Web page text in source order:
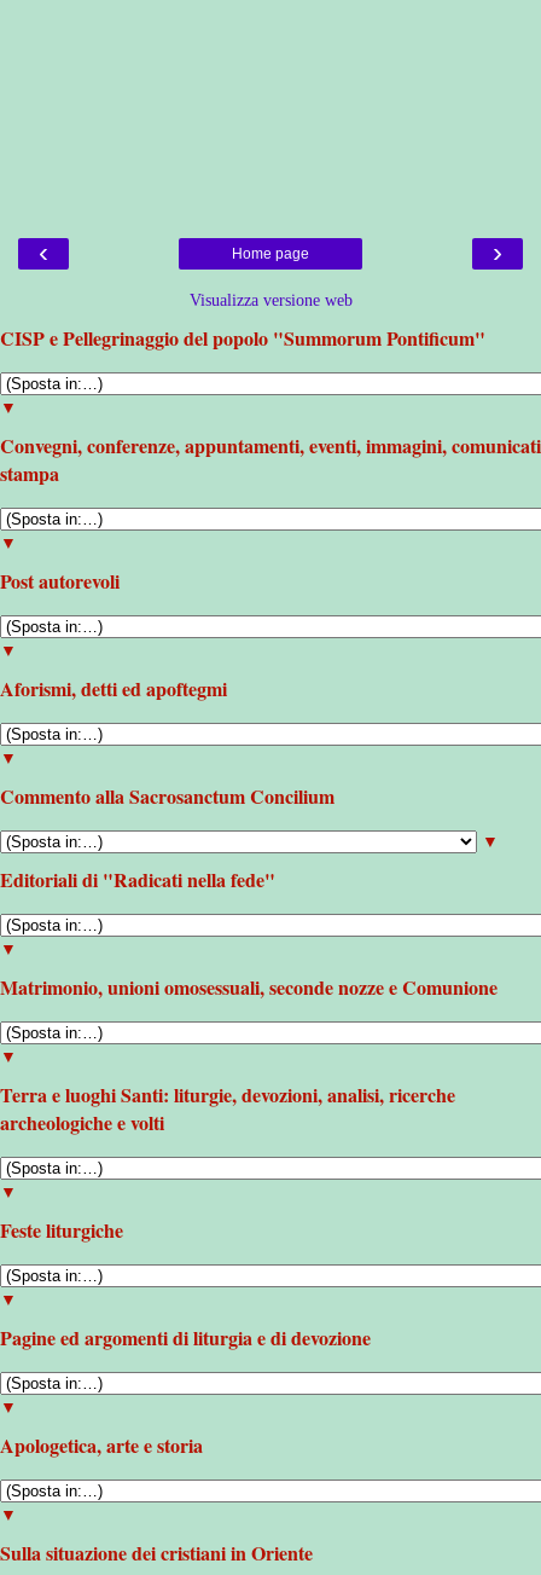
‹ ›
Home page
Visualizza versione web
CISP e Pellegrinaggio del popolo "Summorum Pontificum"
▼
Convegni, conferenze, appuntamenti, eventi, immagini, comunicati
stampa
▼
Post autorevoli
▼
Aforismi, detti ed apoftegmi
▼
Commento alla Sacrosanctum Concilium
▼
Editoriali di "Radicati nella fede"
▼
Matrimonio, unioni omosessuali, seconde nozze e Comunione
▼
Terra e luoghi Santi: liturgie, devozioni, analisi, ricerche
archeologiche e volti
▼
Feste liturgiche
▼
Pagine ed argomenti di liturgia e di devozione
▼
Apologetica, arte e storia
▼
Sulla situazione dei cristiani in Oriente